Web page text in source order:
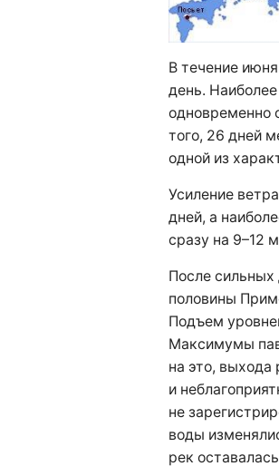
В течение июня
день.
одновременно
того, 26 дней
одной из
Усиление
дней, а
сразу на 9–12
После
половины
Подъем
Максимумы
на это, выхода
и
не
воды
рек